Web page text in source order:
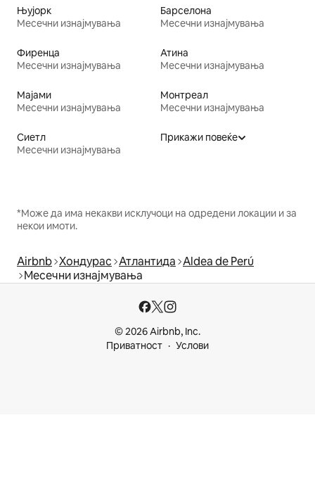
Њујорк
Месечни изнајмувања
Барселона
Месечни изнајмувања
Фиренца
Месечни изнајмувања
Атина
Месечни изнајмувања
Мајами
Месечни изнајмувања
Монтреал
Месечни изнајмувања
Сиетл
Месечни изнајмувања
Прикажи повеќе
*Може да има некакви исклучоци на одредени локации и за
некои имоти.
Airbnb Хондурас Атлантида Aldea de Perú
Месечни изнајмувања
© 2026 Airbnb, Inc.
Приватност
Услови